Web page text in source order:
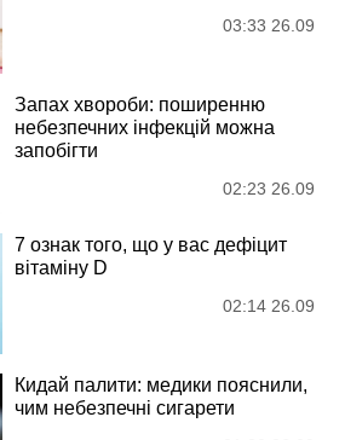
03:33 26.09
Запах хвороби: поширенню
небезпечних інфекцій можна
запобігти
02:23 26.09
7 ознак того, що у вас дефіцит
вітаміну D
02:14 26.09
Кидай палити: медики пояснили,
чим небезпечні сигарети